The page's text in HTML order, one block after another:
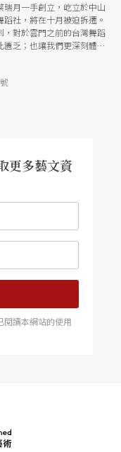
瑞月一手創立，屹立於中山
社，將在十月被迫拆遷。
，對於雲門之前的台灣舞蹈
匱乏；也讓我們更深刻體
展。而在此，透過二位早
生，李淸漢與胡渝生，我
更多藝文資
閱讀本網站的使用